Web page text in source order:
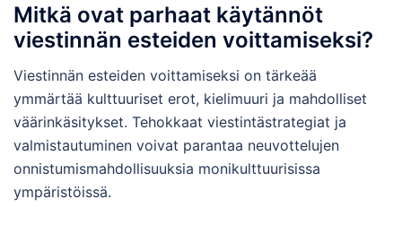
Mitkä ovat parhaat käytännöt
viestinnän esteiden voittamiseksi?
Viestinnän esteiden voittamiseksi on tärkeää
ymmärtää kulttuuriset erot, kielimuuri ja mahdolliset
väärinkäsitykset. Tehokkaat viestintästrategiat ja
valmistautuminen voivat parantaa neuvottelujen
onnistumismahdollisuuksia monikulttuurisissa
ympäristöissä.